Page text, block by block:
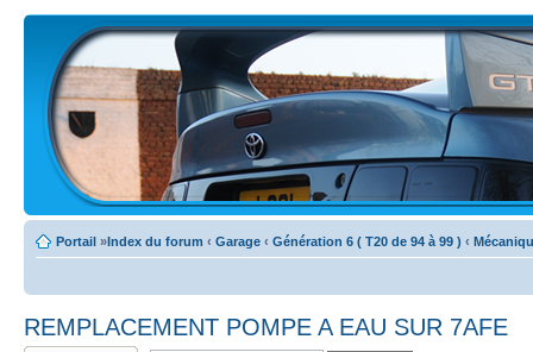
Portail »Index du forum ‹ Garage ‹ Génération 6 ( T20 de 94 à 99 ) ‹
REMPLACEMENT POMPE A EAU SUR 7AFE